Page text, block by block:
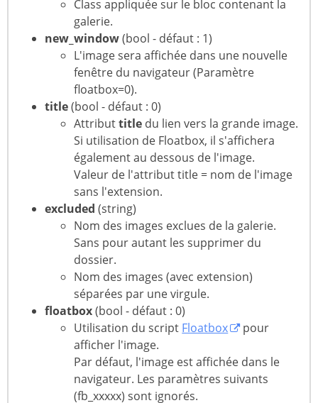
Class appliquée sur le bloc contenant la
galerie.
new_window(bool - défaut : 1)
L'image sera affichée dans une nouvelle
fenêtre du navigateur (Paramètre
floatbox=0).
title(bool - défaut : 0)
Attributtitle du lien vers la grande image.
Si utilisation de Floatbox, il s'affichera
également au dessous de l'image.
Valeur de l'attribut title = nom de l'image
sans l'extension.
excluded (string)
Nom des images exclues de la galerie.
Sans pour autant les supprimer du
dossier.
Nom des images (avec extension)
séparées par une virgule.
floatbox(bool - défaut : 0)
Utilisation du script Floatbox
pour
afficher l'image.
Par défaut, l'image est affichée dans le
navigateur. Les paramètres suivants
(fb_xxxxx) sont ignorés.